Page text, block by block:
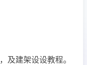
及建架设设教程。